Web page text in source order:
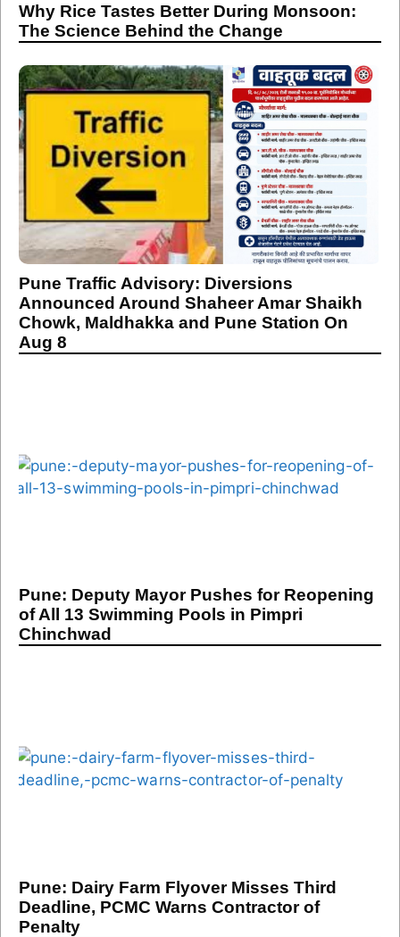
Why Rice Tastes Better During Monsoon:
The Science Behind the Change
Pune Traffic Advisory: Diversions
Announced Around Shaheer Amar Shaikh
Chowk, Maldhakka and Pune Station On
Aug 8
Pune: Deputy Mayor Pushes for Reopening
of All 13 Swimming Pools in Pimpri
Chinchwad
Pune: Dairy Farm Flyover Misses Third
Deadline, PCMC Warns Contractor of
Penalty